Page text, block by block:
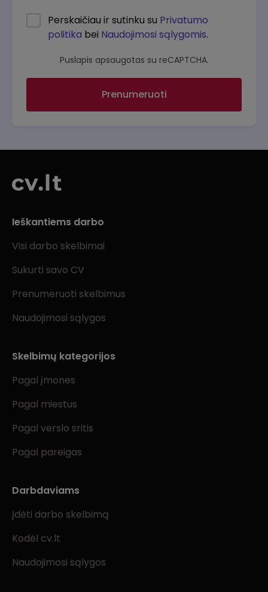
Perskaičiau ir sutinku su Privatumo
politika bei Naudojimosi sąlygomis.
Puslapis apsaugotas su reCAPTCHA.
Prenumeruoti
Ieškantiems darbo
Visi darbo skelbimai
Sukurti savo CV
Prenumeruoti skelbimus
Naudojimosi sąlygos
Skelbimų kategorijos
Pagal įmones
Pagal miestus
Pagal verslo sritis
Pagal pareigas
Darbdaviams
Įdėti darbo skelbimą
Kodėl cv.lt
Naudojimosi sąlygos